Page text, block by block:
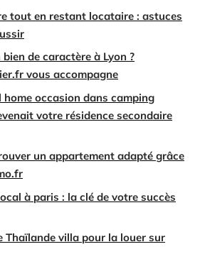
tout en restant locataire : astuces
bien de caractère à Lyon ?
vous accompagne
home occasion dans camping
votre résidence secondaire
un appartement adapté grâce
à paris : la clé de votre succès
Thaïlande villa pour la louer sur